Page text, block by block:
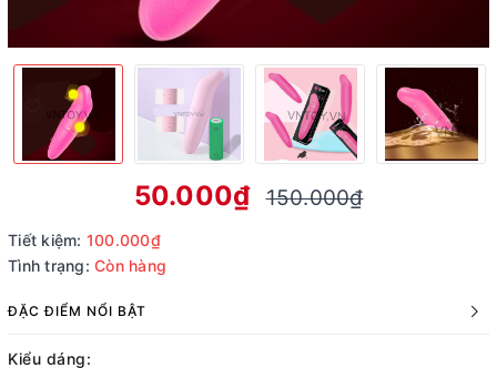
50.000₫ 150.000₫
Tiết kiệm: 100.000₫
Tình trạng: Còn hàng
ĐẶC ĐIỂM NỔI BẬT
Kiểu dáng: